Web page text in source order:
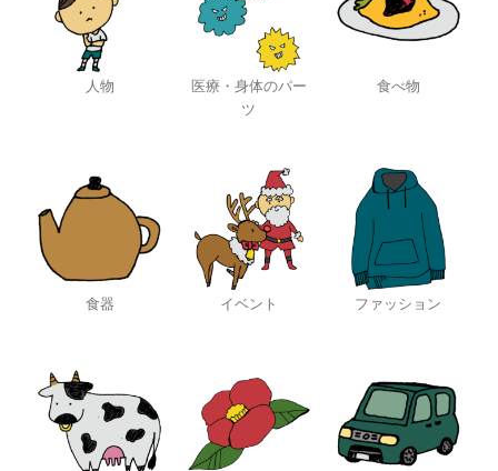
人物
医療・身体のパー
ツ
食べ物
食器 イベント ファッション